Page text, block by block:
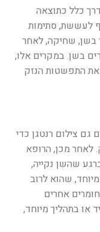
כלל כתוצאה
לעששת, סתימות
בשן, שחיקה, לאחר
בשן. במקרים אלו,
את התפשטות הנזק
גם צילום רנטגן כדי
לאחר מכן, הרופא
שהשן נקייה,
שהוא לרוב
אחרים
בתהליך מיוחד,